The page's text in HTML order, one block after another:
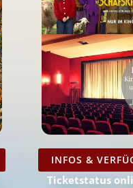
INFOS &
Ticketstatus